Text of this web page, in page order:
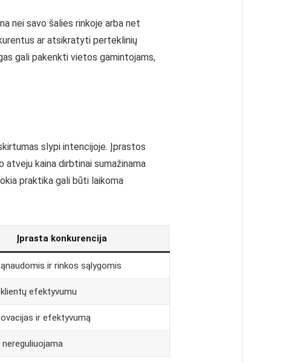
nei savo šalies rinkoje arba net
ar atsikratyti perteklinių
gali pakenkti vietos gamintojams,
slypi intencijoje. Įprastos
atveju kaina dirbtinai sumažinama
praktika gali būti laikoma
Įprasta konkurencija
ir rinkos sąlygomis
efektyvumu
ir efektyvumą